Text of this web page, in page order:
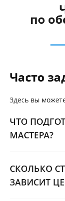
по
Часто
Здесь вы
ЧТО
МАСТЕРА?
СКОЛЬКО
ЗАВИСИТ